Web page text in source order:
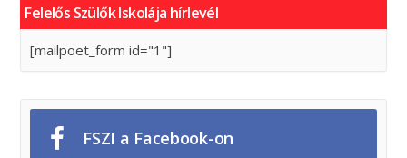
Felelős Szülők Iskolája hírlevél
[mailpoet_form id="1"]
FSZI a Facebook-on